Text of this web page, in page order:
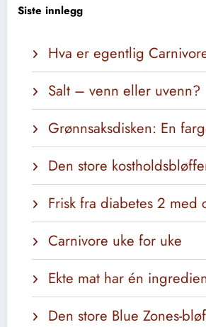
Siste innlegg
Hva er egentlig
Salt – venn eller uvenn?
Grønnsaksdisken: En
Den store
Frisk fra diabetes 2 med
Carnivore uke for uke
Ekte mat har én
Den store Blue Zones-